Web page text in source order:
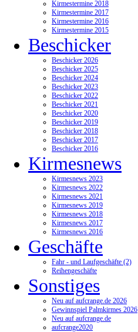
Kirmestermine 2018
Kirmestermine 2017
Kirmestermine 2016
Kirmestermine 2015
Beschicker
Beschicker 2026
Beschicker 2025
Beschicker 2024
Beschicker 2023
Beschicker 2022
Beschicker 2021
Beschicker 2020
Beschicker 2019
Beschicker 2018
Beschicker 2017
Beschicker 2016
Kirmesnews
Kirmesnews 2023
Kirmesnews 2022
Kirmesnews 2021
Kirmesnews 2019
Kirmesnews 2018
Kirmesnews 2017
Kirmesnews 2016
Geschäfte
Fahr - und Laufgeschäfte (2)
Reihengeschäfte
Sonstiges
Neu auf aufcrange.de 2026
Gewinnspiel Palmkirmes 2026
Neu auf aufcrange.de
aufcrange2020